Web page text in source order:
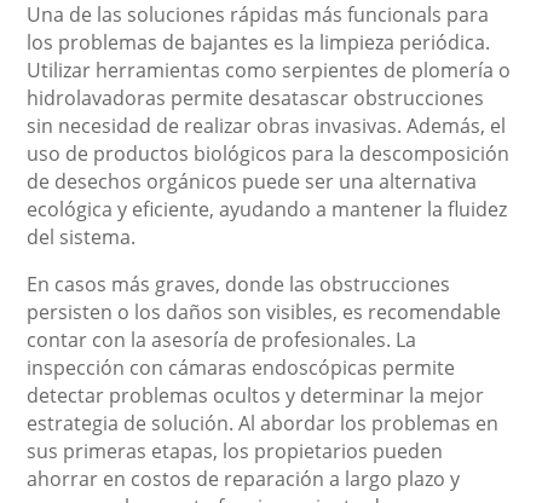
Una de las soluciones rápidas más funcionals para
los problemas de bajantes es la limpieza periódica.
Utilizar herramientas como serpientes de plomería o
hidrolavadoras permite desatascar obstrucciones
sin necesidad de realizar obras invasivas. Además, el
uso de productos biológicos para la descomposición
de desechos orgánicos puede ser una alternativa
ecológica y eficiente, ayudando a mantener la fluidez
del sistema.
En casos más graves, donde las obstrucciones
persisten o los daños son visibles, es recomendable
contar con la asesoría de profesionales. La
inspección con cámaras endoscópicas permite
detectar problemas ocultos y determinar la mejor
estrategia de solución. Al abordar los problemas en
sus primeras etapas, los propietarios pueden
ahorrar en costos de reparación a largo plazo y